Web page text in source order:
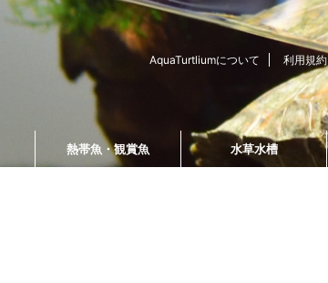
AquaTurtliumについて 利用規約
熱帯魚・観賞魚 水草水槽